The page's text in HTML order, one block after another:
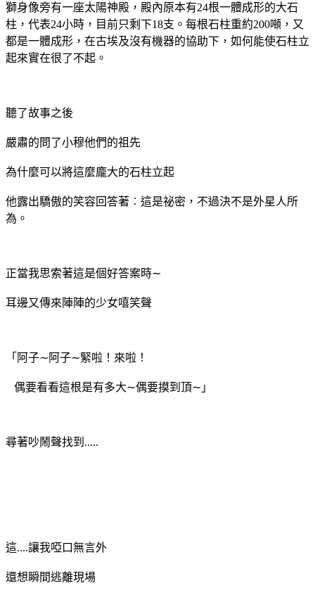
獅身像旁有一座太陽神殿，殿內原本有24根一體成形的大石
柱，代表24小時，目前只剩下18支。每根石柱重約200噸，又
都是一體成形，在古埃及沒有機器的協助下，如何能使石柱立
起來實在很了不起。
聽了故事之後
嚴肅的問了小穆他們的祖先
為什麼可以將這麼龐大的石柱立起
他露出驕傲的笑容回答著︰這是祕密，不過決不是外星人所
為。
正當我思索著這是個好答案時∼
耳邊又傳來陣陣的少女嘻笑聲
「阿子∼阿子∼緊啦！來啦！
偶要看看這根是有多大∼偶要摸到頂∼」
尋著吵鬧聲找到.....
這....讓我啞口無言外
還想瞬間逃離現場